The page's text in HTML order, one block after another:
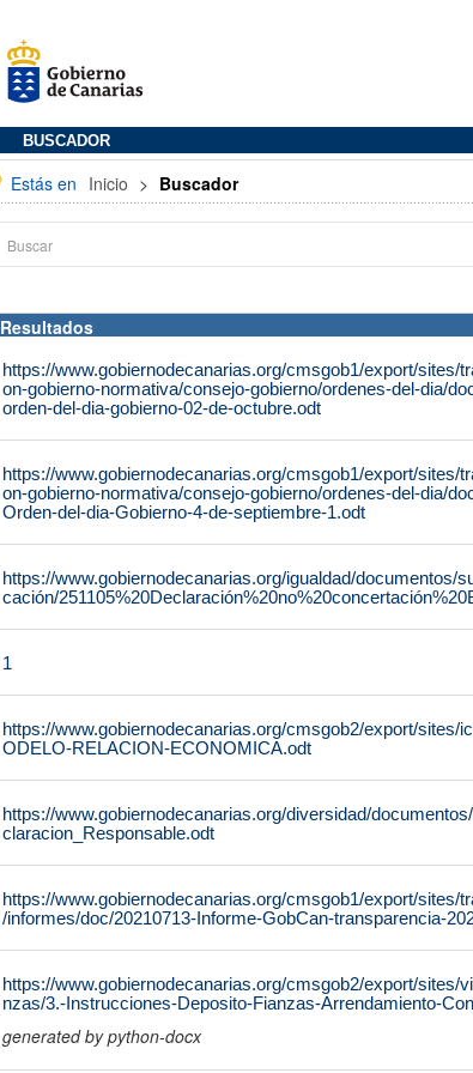
BUSCADOR
Estás en Inicio > Buscador
Resultados
https://www.gobiernodecanarias.org/cmsgob1/export/sites/
on-gobierno-normativa/consejo-gobierno/ordenes-del-dia/
orden-del-dia-gobierno-02-de-octubre.odt
https://www.gobiernodecanarias.org/cmsgob1/export/sites/
on-gobierno-normativa/consejo-gobierno/ordenes-del-dia/
Orden-del-dia-Gobierno-4-de-septiembre-1.odt
https://www.gobiernodecanarias.org/igualdad/documentos/
cación/
1
https://www.gobiernodecanarias.org/cmsgob2/export/sites/
ODELO-RELACION-ECONOMICA.odt
https://www.gobiernodecanarias.org/diversidad/
claracion_Responsable.odt
https://www.gobiernodecanarias.org/cmsgob1/export/sites/
/informes/doc/20210713-Informe-GobCan-transparencia-
https://www.gobiernodecanarias.org/cmsgob2/export/sites/
nzas/3.-Instrucciones-Deposito-Fianzas-Arrendamiento-
generated by python-docx